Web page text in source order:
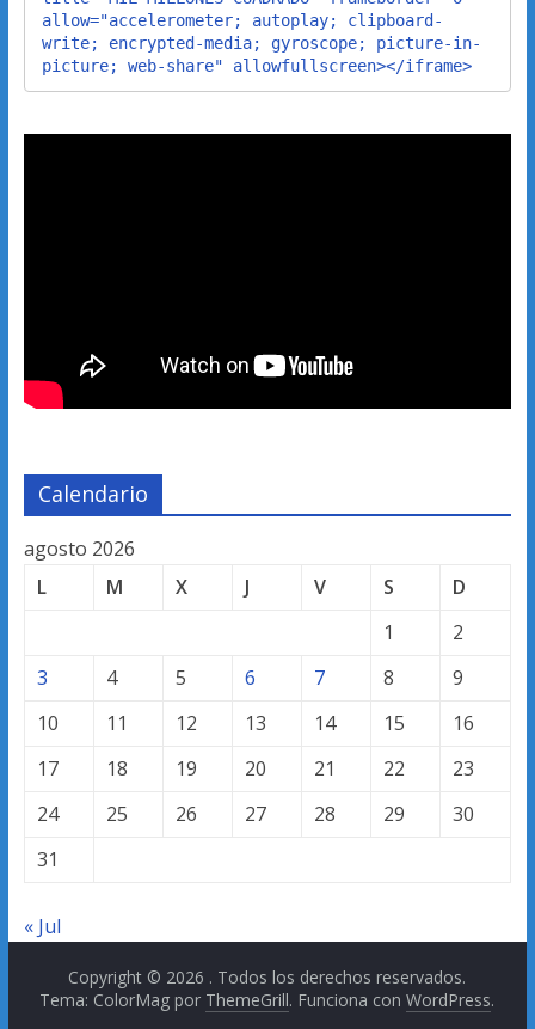
allow="accelerometer; autoplay; clipboard-
write; encrypted-media; gyroscope; picture-in-
picture; web-share" allowfullscreen></iframe>
Calendario
agosto 2026
L
M X J V S
D
1
2
3
4 5 6 7 8
9
10
11 12 13 14 15
16
17
18 19 20 21 22
23
24
25 26 27 28 29
30
31
« Jul
Copyright © 2026 . Todos los derechos reservados.
Tema: ColorMag por ThemeGrill. Funciona conWordPress.